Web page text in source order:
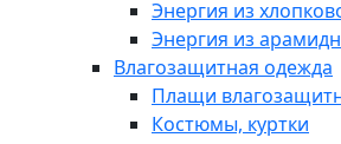
Энергия из
Энергия из
Влагозащитная одежда
Плащи
Костюмы, куртки